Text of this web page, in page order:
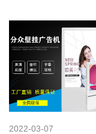
2022-03-07